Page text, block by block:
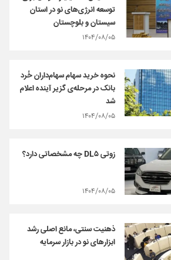
توسعه انرژی‌های نو در استان
سیستان و بلوچستان
۱۴۰۴/۰۸/۰۵
نحوه‌ خرید سهام سهام‌داران خُرد
بانک در مرحله‌ی گزیر آینده اعلام
شد
۱۴۰۴/۰۸/۰۵
زوتی DL۵ چه مشخصاتی دارد؟
۱۴۰۴/۰۸/۰۵
ذهنیت سنتی، مانع اصلی رشد
ابزارهای نو در بازار سرمایه